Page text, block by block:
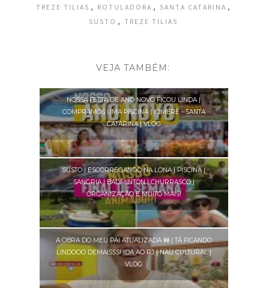
TREZE TILIAS , ROTULADORA , SANTA CATARINA ,
SUSTO , TREZE TILIAS
VEJA TAMBÉM:
NOSSA FESTA DE ANO NOVO FICOU LINDA |
COMPRAMOS UMA PISCINA | IOMERÊ - SANTA
CATARINA | VLOG
SUSTO | ESCORREGANDO NA LONA | PISCINA |
SANGRIA | BADMINTON | CHURRASCO |
ORGANIZAÇÃO E MUITO MAIS!
A OBRA DO MEU PAI ATUALIZADA 🚧 | TÁ FICANDO
LINDOOO DEMAISSS! IDA AO RJ | NAU CULTURAL |
VLOG